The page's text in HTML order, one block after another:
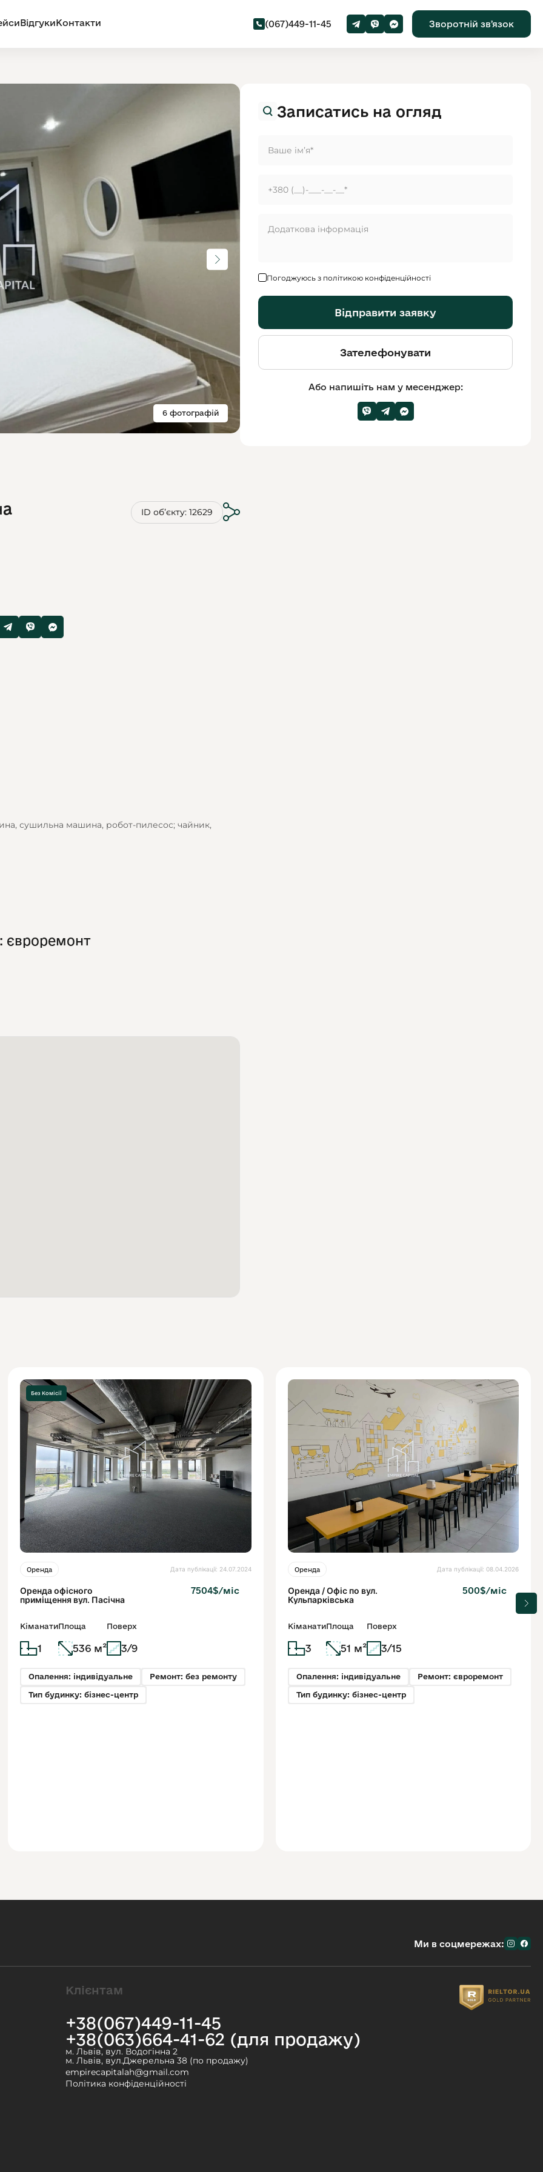
ВідгукиКонтакти (067)449-11-45 Зворотній звʼязок
6 фотографій
ID обʼєкту: 12629
сушильна машина, робот-пилесос; чайник,
євроремонт
Записатись на огляд
Погоджуюсь з політикою конфіденційності
Відправити заявку
Зателефонувати
Або напишіть нам у месенджер:
Без Комісії
Оренда Дата публікації: 24.07.2024
Оренда офісного
приміщення вул. Пасічна
7504$/міс
Кіманати
1
Площа
536 м²
Поверх
3/9
Опалення: індивідуальне Ремонт: без ремонту
Тип будинку: бізнес-центр
Оренда Дата публікації: 08.04.2026
Оренда / Офіс по вул.
Кульпарківська
500$/міс
Кіманати
3
Площа
51 м²
Поверх
3/15
Опалення: індивідуальне Ремонт: євроремонт
Тип будинку: бізнес-центр
Ми в соцмережах:
Клієнтам
+38(067)449-11-45
+38(063)664-41-62 (для продажу)
м. Львів, вул. Водогінна 2
м. Львів, вул.Джерельна 38 (по продажу)
empirecapitalah@gmail.com
Політика конфіденційності